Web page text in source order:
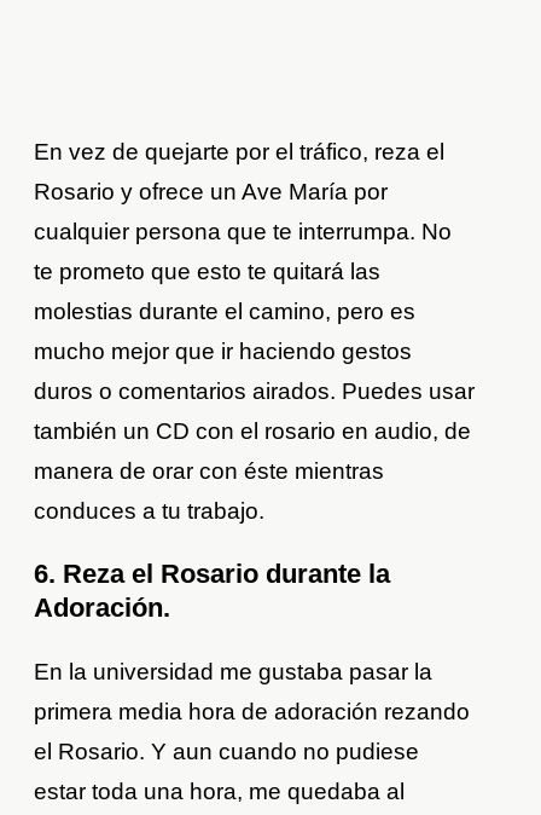
En vez de quejarte por el tráfico, reza el
Rosario y ofrece un Ave María por
cualquier persona que te interrumpa. No
te prometo que esto te quitará las
molestias durante el camino, pero es
mucho mejor que ir haciendo gestos
duros o comentarios airados. Puedes usar
también un CD con el rosario en audio, de
manera de orar con éste mientras
conduces a tu trabajo.
6. Reza el Rosario durante la
Adoración.
En la universidad me gustaba pasar la
primera media hora de adoración rezando
el Rosario. Y aun cuando no pudiese
estar toda una hora, me quedaba al